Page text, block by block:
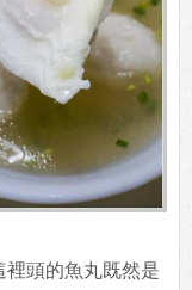
頭的魚丸既然是